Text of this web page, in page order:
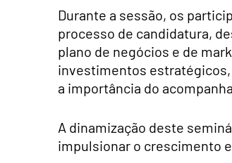
Durante a sessão, os
processo de candidatura,
plano de negócios e de
investimentos
a importância do
A dinamização deste
impulsionar o crescimento